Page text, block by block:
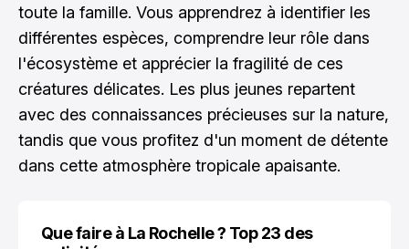
toute la famille. Vous apprendrez à identifier les
différentes espèces, comprendre leur rôle dans
l'écosystème et apprécier la fragilité de ces
créatures délicates. Les plus jeunes repartent
avec des connaissances précieuses sur la nature,
tandis que vous profitez d'un moment de détente
dans cette atmosphère tropicale apaisante.
Que faire à La Rochelle ? Top 23 des